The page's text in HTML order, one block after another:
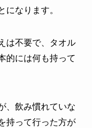
になります。
は不要で、タオル
的には何も持って
、飲み慣れていな
持って行った方が